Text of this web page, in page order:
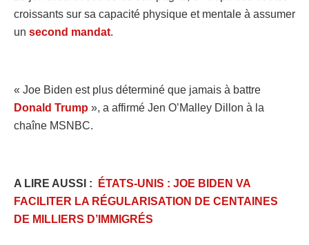
croissants sur sa capacité physique et mentale à assumer
un second mandat.
« Joe Biden est plus déterminé que jamais à battre
Donald Trump », a affirmé Jen O’Malley Dillon à la
chaîne MSNBC.
A LIRE AUSSI :
ÉTATS-UNIS : JOE BIDEN VA
FACILITER LA RÉGULARISATION DE CENTAINES
DE MILLIERS D’IMMIGRÉS